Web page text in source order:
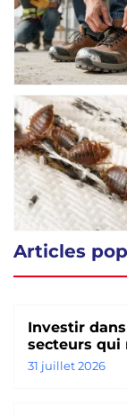
Articles
Investir
secteurs qui
31 juillet 2026